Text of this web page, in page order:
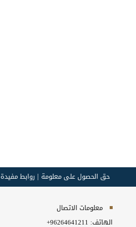
حق الحصول على معلومة روابط مفيدة
معلومات الاتصال
الهاتف: +96264641211